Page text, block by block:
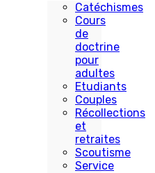
Catéchismes
Cours
de
doctrine
pour
adultes
Etudiants
Couples
Récollections
et
retraites
Scoutisme
Service